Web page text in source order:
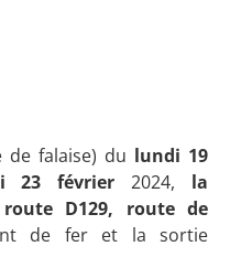
de falaise) du lundi 19
23 février 2024, la
D129, route de
de fer et la sortie